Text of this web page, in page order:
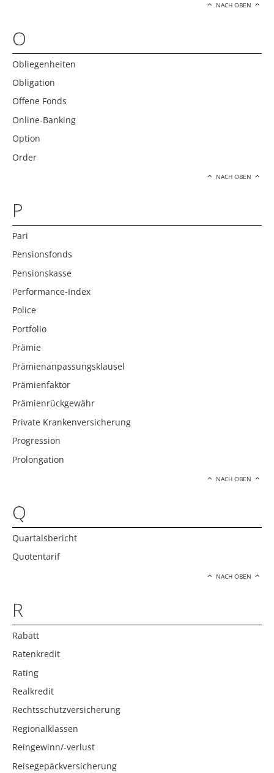
NACH OBEN
O
Obliegenheiten
Obligation
Offene Fonds
Online-Banking
Option
Order
NACH OBEN
P
Pari
Pensionsfonds
Pensionskasse
Performance-Index
Police
Portfolio
Prämie
Prämienanpassungsklausel
Prämienfaktor
Prämienrückgewähr
Private Krankenversicherung
Progression
Prolongation
NACH OBEN
Q
Quartalsbericht
Quotentarif
NACH OBEN
R
Rabatt
Ratenkredit
Rating
Realkredit
Rechtsschutzversicherung
Regionalklassen
Reingewinn/-verlust
Reisegepäckversicherung